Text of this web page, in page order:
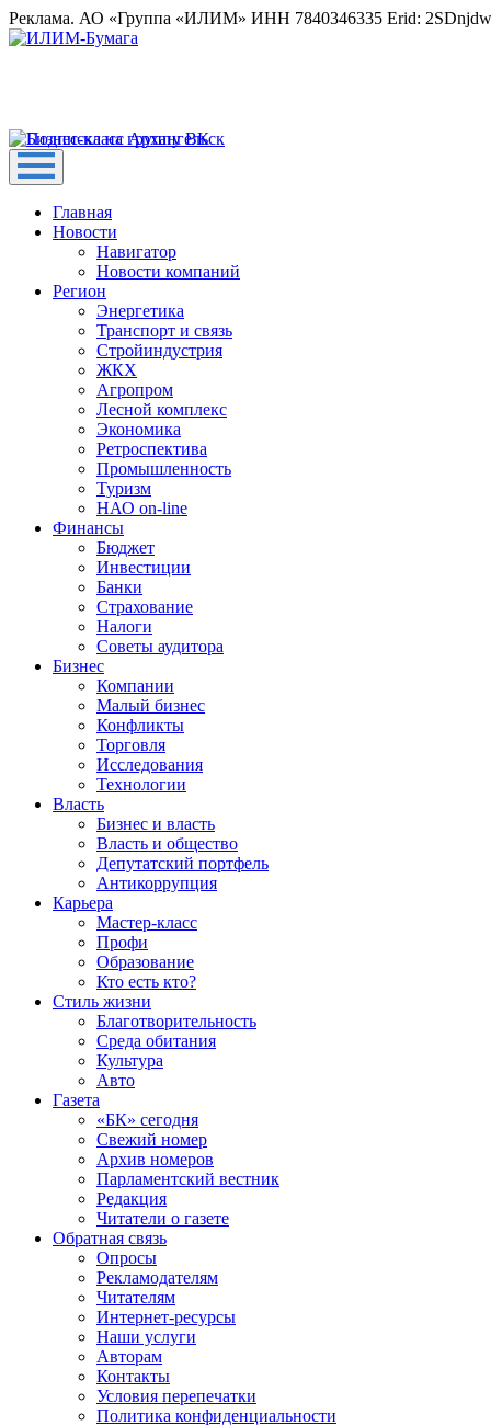
Реклама. АО «Группа «ИЛИМ» ИНН 7840346335 Erid:
Главная
Новости
Навигатор
Новости компаний
Регион
Энергетика
Транспорт и связь
Стройиндустрия
ЖКХ
Агропром
Лесной комплекс
Экономика
Ретроспектива
Промышленность
Туризм
НАО on-line
Финансы
Бюджет
Инвестиции
Банки
Страхование
Налоги
Советы аудитора
Бизнес
Компании
Малый бизнес
Конфликты
Торговля
Исследования
Технологии
Власть
Бизнес и власть
Власть и общество
Депутатский портфель
Антикоррупция
Карьера
Мастер-класс
Профи
Образование
Кто есть кто?
Стиль жизни
Благотворительность
Среда обитания
Культура
Авто
Газета
«БК» сегодня
Свежий номер
Архив номеров
Парламентский вестник
Редакция
Читатели о газете
Обратная связь
Опросы
Рекламодателям
Читателям
Интернет-ресурсы
Наши услуги
Авторам
Контакты
Условия перепечатки
Политика конфиденциальности